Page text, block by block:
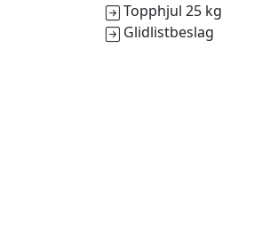
Topphjul 25 kg
Glidlistbeslag